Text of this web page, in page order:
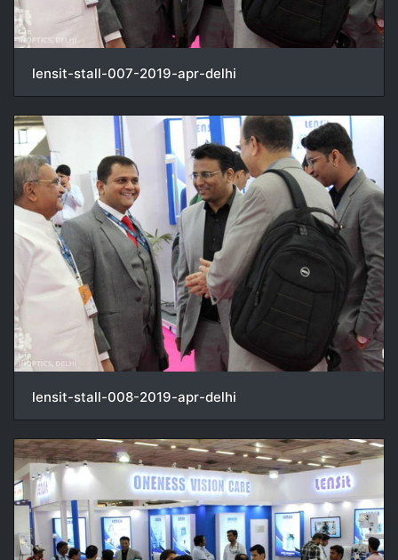
lensit-stall-007-2019-apr-delhi
lensit-stall-008-2019-apr-delhi